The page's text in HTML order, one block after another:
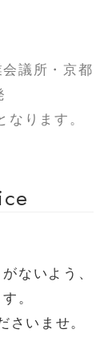
議所・京都
ります。
ないよう、
。
いませ。